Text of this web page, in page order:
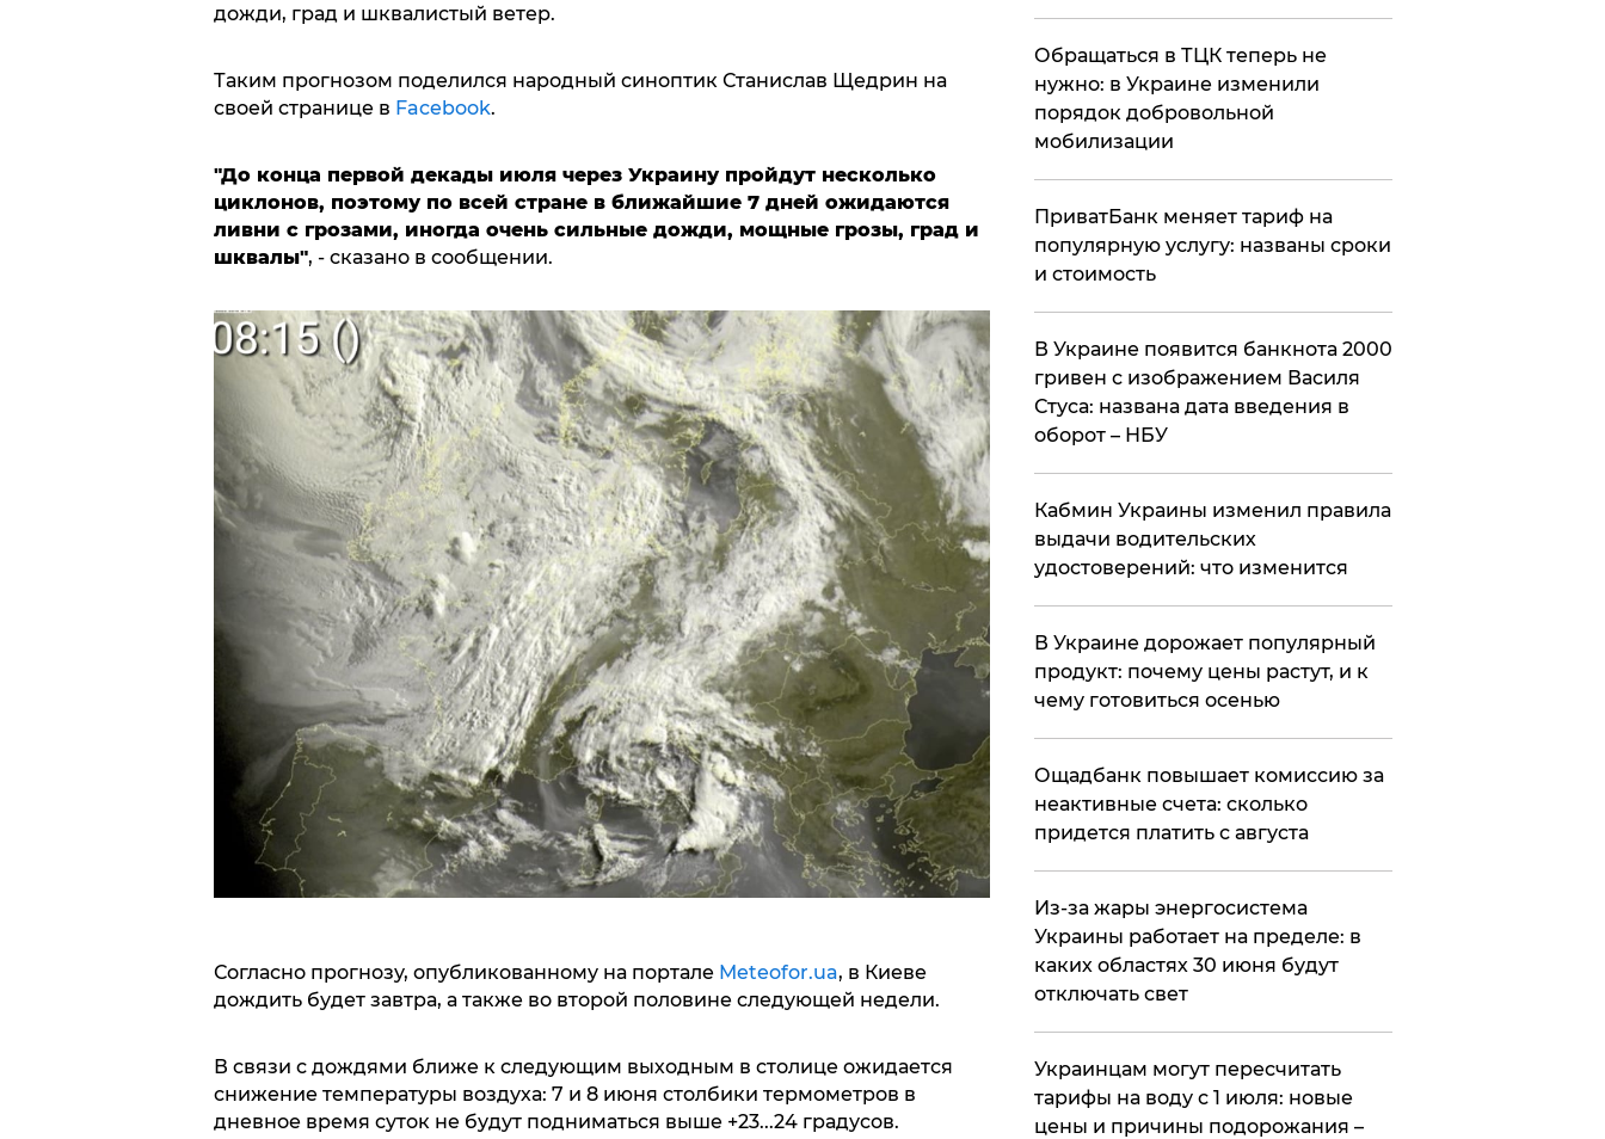
дожди, град и шквалистый ветер.
Таким прогнозом поделился народный синоптик Станислав Щедрин на
своей странице в Facebook.
"До конца первой декады июля через Украину пройдут несколько
циклонов, поэтому по всей стране в ближайшие 7 дней ожидаются
ливни с грозами, иногда очень сильные дожди, мощные грозы, град и
шквалы", - сказано в сообщении.
Согласно прогнозу, опубликованному на портале Meteofor.ua, в Киеве
дождить будет завтра, а также во второй половине следующей недели.
В связи с дождями ближе к следующим выходным в столице ожидается
снижение температуры воздуха: 7 и 8 июня столбики термометров в
дневное время суток не будут подниматься выше +23...24 градусов.
Обращаться в ТЦК теперь не
нужно: в Украине изменили
порядок добровольной
мобилизации
ПриватБанк меняет тариф на
популярную услугу: названы сроки
и стоимость
В Украине появится банкнота 2000
гривен с изображением Василя
Стуса: названа дата введения в
оборот – НБУ
Кабмин Украины изменил правила
выдачи водительских
удостоверений: что изменится
В Украине дорожает популярный
продукт: почему цены растут, и к
чему готовиться осенью
​Ощадбанк повышает комиссию за
неактивные счета: сколько
придется платить с августа
Из-за жары энергосистема
Украины работает на пределе: в
каких областях 30 июня будут
отключать свет
Украинцам могут пересчитать
тарифы на воду с 1 июля: новые
цены и причины подорожания –